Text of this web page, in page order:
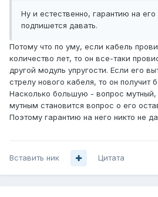
Ну и естественно, гарантию на
подпишется давать.
Потому что по уму, если кабель
количество лет, то он все-таки
другой модуль упругости. Если его
стрелу нового кабеля, то он получит
Насколько большую - вопрос мутный,
мутным становится вопрос о его
Поэтому гарантию на него никто не
Вставить ник Цитата